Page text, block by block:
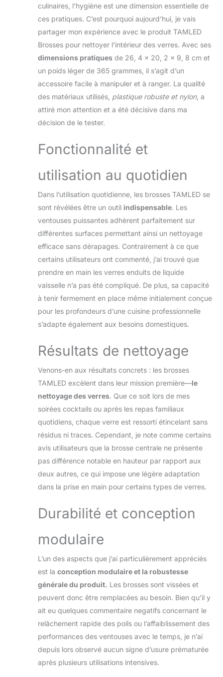
culinaires, l’hygiène est une dimension essentielle de
ces pratiques. C’est pourquoi aujourd’hui, je vais
partager mon expérience avec le produit TAMLED
Brosses pour nettoyer l’intérieur des verres. Avec ses
dimensions pratiques de 26, 4 x 20, 2 x 9, 8 cm et
un poids léger de 365 grammes, il s’agit d’un
accessoire facile à manipuler et à ranger. La qualité
des matériaux utilisés, plastique robuste et nylon, a
attiré mon attention et a été décisive dans ma
décision de le tester.
Fonctionnalité et
utilisation au quotidien
Dans l’utilisation quotidienne, les brosses TAMLED se
sont révélées être un outil indispensable. Les
ventouses puissantes adhèrent parfaitement sur
différentes surfaces permettant ainsi un nettoyage
efficace sans dérapages. Contrairement à ce que
certains utilisateurs ont commenté, j’ai trouvé que
prendre en main les verres enduits de liquide
vaisselle n’a pas été compliqué. De plus, sa capacité
à tenir fermement en place même initialement conçue
pour les profondeurs d’une cuisine professionnelle
s’adapte également aux besoins domestiques.
Résultats de nettoyage
Venons-en aux résultats concrets : les brosses
TAMLED excèlent dans leur mission première—le
nettoyage des verres. Que ce soit lors de mes
soirées cocktails ou après les repas familiaux
quotidiens, chaque verre est ressorti étincelant sans
résidus ni traces. Cependant, je note comme certains
avis utilisateurs que la brosse centrale ne présente
pas différence notable en hauteur par rapport aux
deux autres, ce qui impose une légère adaptation
dans la prise en main pour certains types de verres.
Durabilité et conception
modulaire
L’un des aspects que j’ai particulièrement appréciés
est la conception modulaire et la robustesse
générale du produit. Les brosses sont vissées et
peuvent donc être remplacées au besoin. Bien qu’il y
ait eu quelques commentaire negatifs concernant le
relâchement rapide des poils ou l’affaiblissement des
performances des ventouses avec le temps, je n’ai
depuis lors observé aucun signe d’usure prématurée
après plusieurs utilisations intensives.